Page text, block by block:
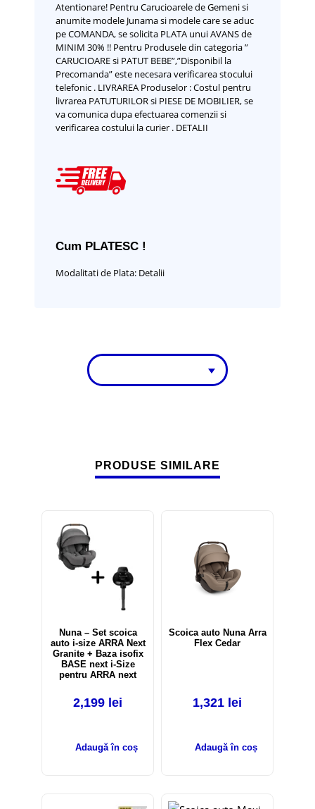
Atentionare! Pentru Carucioarele de Gemeni si
anumite modele Junama si modele care se aduc
pe COMANDA, se solicita PLATA unui AVANS de
MINIM 30% !! Pentru Produsele din categoria ”
CARUCIOARE si PATUT BEBE”,”Disponibil la
Precomanda” este necesara verificarea stocului
telefonic . LIVRAREA Produselor :Costul pentru
livrarea PATUTURILOR si PIESE DE MOBILIER, se
va comunica dupa efectuarea comenzii si
verificarea costului la curier . DETALII
Cum PLATESC !
Modalitati de Plata: Detalii
PRODUSE SIMILARE
Nuna – Set scoica
auto i-size ARRA Next
Granite + Baza isofix
BASE next i-Size
pentru ARRA next
2,199 lei
Adaugă în coș
Scoica auto Nuna Arra
Flex Cedar
1,321 lei
Adaugă în coș